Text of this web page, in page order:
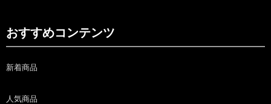
おすすめコンテンツ
新着商品
人気商品